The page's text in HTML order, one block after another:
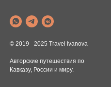
© 2019 - 2025 Travel Ivanova
Авторские путешествия по
Кавказу, России и миру.